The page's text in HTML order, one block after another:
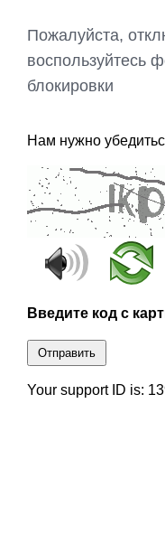
Пожалуйста,
воспользуйтесь
блокировки
Нам нужно
Введите код с
Отправить
Your support ID is: